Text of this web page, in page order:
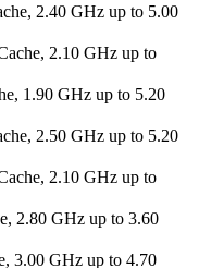
2.40 GHz up to 5.00
2.10 GHz up to
1.90 GHz up to 5.20
2.50 GHz up to 5.20
2.10 GHz up to
2.80 GHz up to 3.60
3.00 GHz up to 4.70